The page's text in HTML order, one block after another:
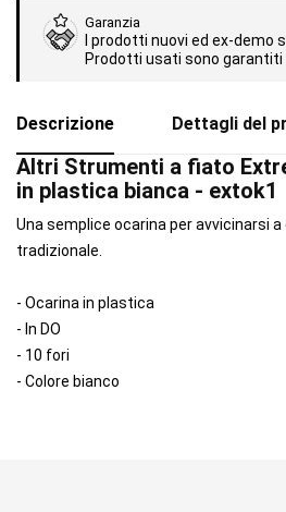
Garanzia
I prodotti nuovi ed ex-demo
Prodotti usati sono garantiti
Descrizione Dettagli del
Altri Strumenti a fiato
in plastica bianca - extok1
Una semplice ocarina per avvicinarsi
tradizionale.
- Ocarina in plastica
- In DO
- 10 fori
- Colore bianco